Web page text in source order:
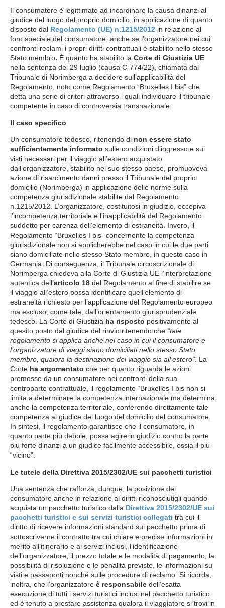
Il consumatore è legittimato ad incardinare la causa dinanzi al
giudice del luogo del proprio domicilio, in applicazione di quanto
disposto dal Regolamento (UE) n.1215/2012 in relazione al
foro speciale del consumatore, anche se l’organizzatore nei cui
confronti reclami i propri diritti contrattuali è stabilito nello stesso
Stato membro. È quanto ha stabilito la Corte di Giustizia UE
nella sentenza del 29 luglio (causa C-774/22), chiamata dal
Tribunale di Norimberga a decidere sull’applicabilità del
Regolamento, noto come Regolamento “Bruxelles I bis” che
detta una serie di criteri attraverso i quali individuare il tribunale
competente in caso di controversia transnazionale.
Il caso specifico
Un consumatore tedesco, ritenendo di non essere stato
sufficientemente informato sulle condizioni d’ingresso e sui
visti necessari per il viaggio all’estero acquistato
dall’organizzatore, stabilito nel suo stesso paese, promuoveva
azione di risarcimento danni presso il Tribunale del proprio
domicilio (Norimberga) in applicazione delle norme sulla
competenza giurisdizionale stabilite dal Regolamento
n.1215/2012. L’organizzatore, costituitosi in giudizio, eccepiva
l’incompetenza territoriale e l’inapplicabilità del Regolamento
suddetto per carenza dell’elemento di estraneità. Invero, il
Regolamento “Bruxelles I bis” concernente la competenza
giurisdizionale non si applicherebbe nel caso in cui le due parti
siano domiciliate nello stesso Stato membro, in questo caso in
Germania. Di conseguenza, il Tribunale circoscrizionale di
Norimberga chiedeva alla Corte di Giustizia UE l’interpretazione
autentica dell’articolo 18 del Regolamento al fine di stabilire se
il viaggio all’estero possa identificare quell’elemento di
estraneità richiesto per l’applicazione del Regolamento europeo
ma escluso, come tale, dall’orientamento giurisprudenziale
tedesco. La Corte di Giustizia ha risposto positivamente al
quesito posto dal giudice del rinvio ritenendo che “tale
regolamento si applica anche nel caso in cui il consumatore e
l’organizzatore di viaggi siano domiciliati nello stesso Stato
membro, qualora la destinazione del viaggio sia all’estero” . La
Corte ha argomentato che per quanto riguarda le azioni
promosse da un consumatore nei confronti della sua
controparte contrattuale, il regolamento “Bruxelles I bis non si
limita a determinare la competenza internazionale ma determina
anche la competenza territoriale, conferendo direttamente tale
competenza al giudice del luogo del domicilio del consumatore.
In sintesi, il regolamento garantisce che il consumatore, in
quanto parte più debole, possa agire in giudizio contro la parte
più forte dinanzi a un giudice facilmente accessibile, ossia il più
“vicino”.
Le tutele della Direttiva 2015/2302/UE sui pacchetti turistici
Una sentenza che rafforza, dunque, la posizione del
consumatore anche in relazione ai diritti riconosciutigli quando
acquista un pacchetto turistico dalla Direttiva 2015/2302/UE sui
pacchetti turistici e sui servizi turistici collegati tra cui il
diritto di ricevere informazioni standard sul pacchetto prima di
sottoscriverne il contratto tra cui chiare e precise informazioni in
merito all’itinerario e ai servizi inclusi, l’identificazione
dell’organizzatore, il prezzo totale e le modalità di pagamento, la
possibilità di risoluzione e le penalità previste, le informazioni su
visti e passaporti nonché sulle procedure di reclamo. Si ricorda,
inoltra, che l’organizzatore è responsabile dell’esatta
esecuzione di tutti i servizi turistici inclusi nel pacchetto turistico
ed è tenuto a prestare assistenza qualora il viaggiatore si trovi in